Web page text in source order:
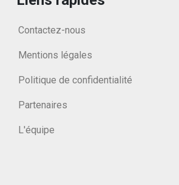
Contactez-nous
Mentions légales
Politique de confidentialité
Partenaires
L'équipe